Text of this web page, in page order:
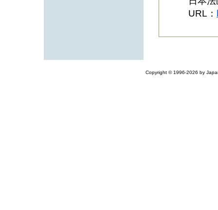
URL：
Copyright © 1996-2026 by